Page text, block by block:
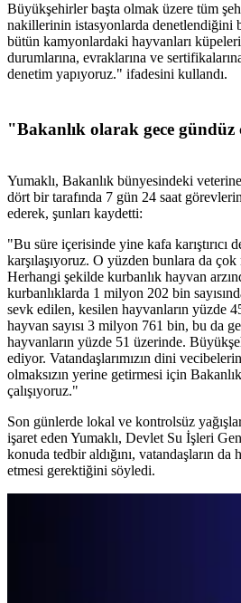
Büyükşehirler başta olmak üzere tüm
nakillerinin istasyonlarda denetlendiğini
bütün kamyonlardaki hayvanları
durumlarına, evraklarına ve
denetim yapıyoruz." ifadesini kullandı.
"Bakanlık olarak gece gündüz
Yumaklı, Bakanlık bünyesindeki
dört bir tarafında 7 gün 24 saat
ederek, şunları kaydetti:
"Bu süre içerisinde yine kafa karıştırıcı
karşılaşıyoruz. O yüzden bunlara da
Herhangi şekilde kurbanlık hayvan
kurbanlıklarda 1 milyon 202 bin
sevk edilen, kesilen hayvanların yüzde
hayvan sayısı 3 milyon 761 bin, bu da
hayvanların yüzde 51 üzerinde.
ediyor. Vatandaşlarımızın dini
olmaksızın yerine getirmesi için
çalışıyoruz."
Son günlerde lokal ve kontrolsüz
işaret eden Yumaklı, Devlet Su İşleri
konuda tedbir aldığını, vatandaşların
etmesi gerektiğini söyledi.